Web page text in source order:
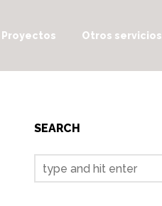
Proyectos Otros servicios
SEARCH